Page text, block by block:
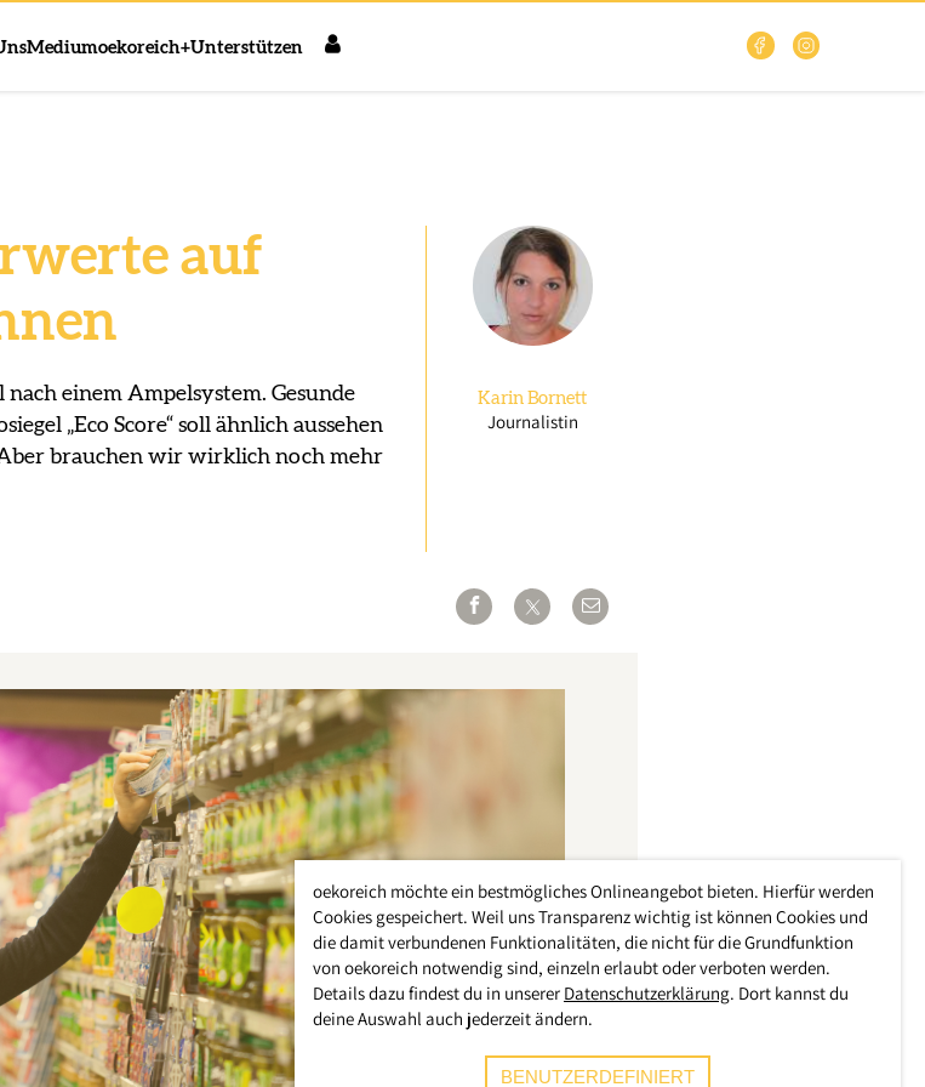
Mediumoekoreich+Unterstützen
auf
einem Ampelsystem. Gesunde
„Eco Score“ soll ähnlich aussehen
brauchen wir wirklich noch mehr
Karin Bornett
Journalistin
oekoreich möchte ein bestmögliches Onlineangebot bieten. Hierfür werden
Cookies gespeichert. Weil uns Transparenz wichtig ist können Cookies und
die damit verbundenen Funktionalitäten, die nicht für die Grundfunktion
von oekoreich notwendig sind, einzeln erlaubt oder verboten werden.
Details dazu findest du in unserer Datenschutzerklärung. Dort kannst du
deine Auswahl auch jederzeit ändern.
BENUTZERDEFINIERT